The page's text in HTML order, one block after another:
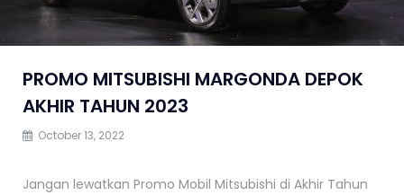
PROMO MITSUBISHI MARGONDA DEPOK
AKHIR TAHUN 2023
October 13, 2022
Jangan lewatkan Promo Mobil Mitsubishi di Akhir Tahun